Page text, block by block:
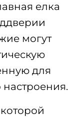
елка
могут
для